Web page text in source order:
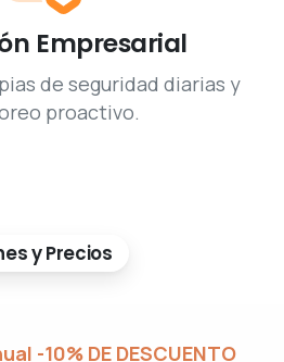
Empresarial
de seguridad diarias y
proactivo.
y Precios
-10% DE DESCUENTO